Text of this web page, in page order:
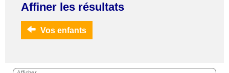
Affiner les résultats
Vos enfants